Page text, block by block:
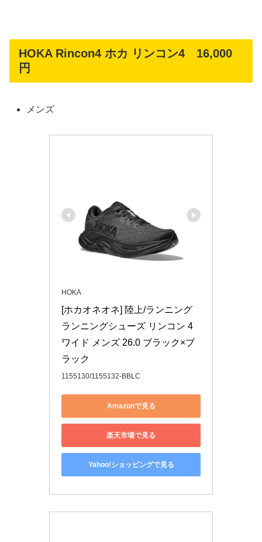
HOKA Rincon4 ホカ リンコン4 16,000
円
メンズ
HOKA
[ホカオネオネ] 陸上/ランニング
ランニングシューズ リンコン 4
ワイド メンズ 26.0 ブラック×ブ
ラック
1155130/1155132-BBLC
Amazonで見る
楽天市場で見る
Yahoo!ショッピングで見る